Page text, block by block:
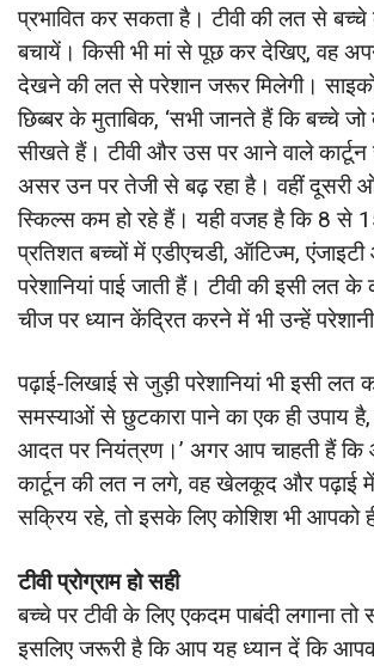
प्रभावित कर सकता है। टीवी की लत से बच्चे
बचायें। किसी भी मां से पूछ कर देखिए, वह
देखने की लत से परेशान जरूर मिलेगी।
छिब्बर के मुताबिक, ‘सभी जानते हैं कि बच्चे
सीखते हैं। टीवी और उस पर आने वाले कार्टून
असर उन पर तेजी से बढ़ रहा है। वहीं दूसरी
स्किल्स कम हो रहे हैं। यही वजह है कि 8 से
प्रतिशत बच्चों में एडीएचडी, ऑटिज्म,
परेशानियां पाई जाती हैं। टीवी की इसी लत
चीज पर ध्यान केंद्रित करने में भी उन्हें परेशानी
पढ़ाई-लिखाई से जुड़ी परेशानियां भी इसी लत
समस्याओं से छुटकारा पाने का एक ही उपाय
आदत पर नियंत्रण।’ अगर आप चाहती हैं
कार्टून की लत न लगे, वह खेलकूद और पढ़ाई में
सक्रिय रहे, तो इसके लिए कोशिश भी आपको
टीवी प्रोग्राम हो सही
बच्चे पर टीवी के लिए एकदम पाबंदी लगाना तो
इसलिए जरूरी है कि आप यह ध्यान दें कि